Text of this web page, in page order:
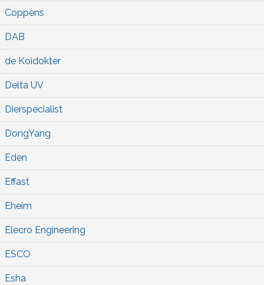
Coppens
DAB
de Koidokter
Delta UV
Dierspecialist
DongYang
Eden
Effast
Eheim
Elecro Engineering
ESCO
Esha